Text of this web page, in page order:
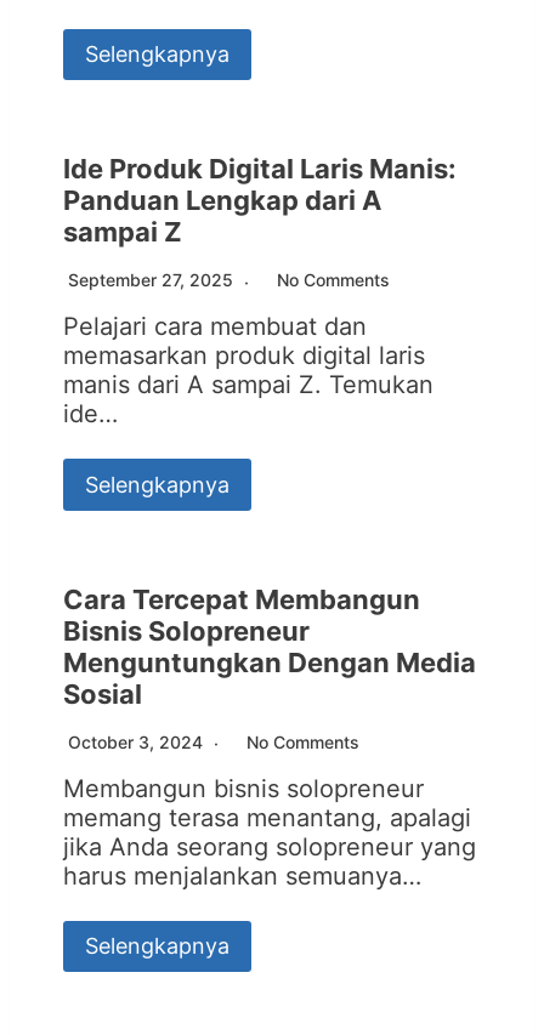
Selengkapnya
Ide Produk Digital Laris Manis:
Panduan Lengkap dari A
sampai Z
September 27, 2025 No Comments
Pelajari cara membuat dan
memasarkan produk digital laris
manis dari A sampai Z. Temukan
ide…
Selengkapnya
Cara Tercepat Membangun
Bisnis Solopreneur
Menguntungkan Dengan Media
Sosial
October 3, 2024 No Comments
Membangun bisnis solopreneur
memang terasa menantang, apalagi
jika Anda seorang solopreneur yang
harus menjalankan semuanya…
Selengkapnya